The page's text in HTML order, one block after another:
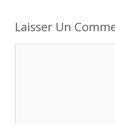
Laisser Un